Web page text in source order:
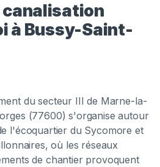
canalisation
à Bussy-Saint-
du secteur III de Marne-la-
(77600) s'organise autour
l'écoquartier du Sycomore et
où les réseaux
de chantier provoquent